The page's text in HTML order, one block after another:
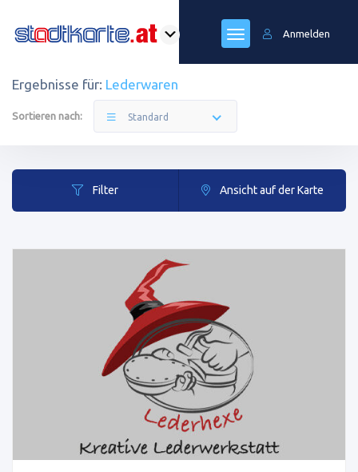
Anmelden
Ergebnisse für: Lederwaren
Sortieren nach: Standard
Filter Ansicht auf der Karte